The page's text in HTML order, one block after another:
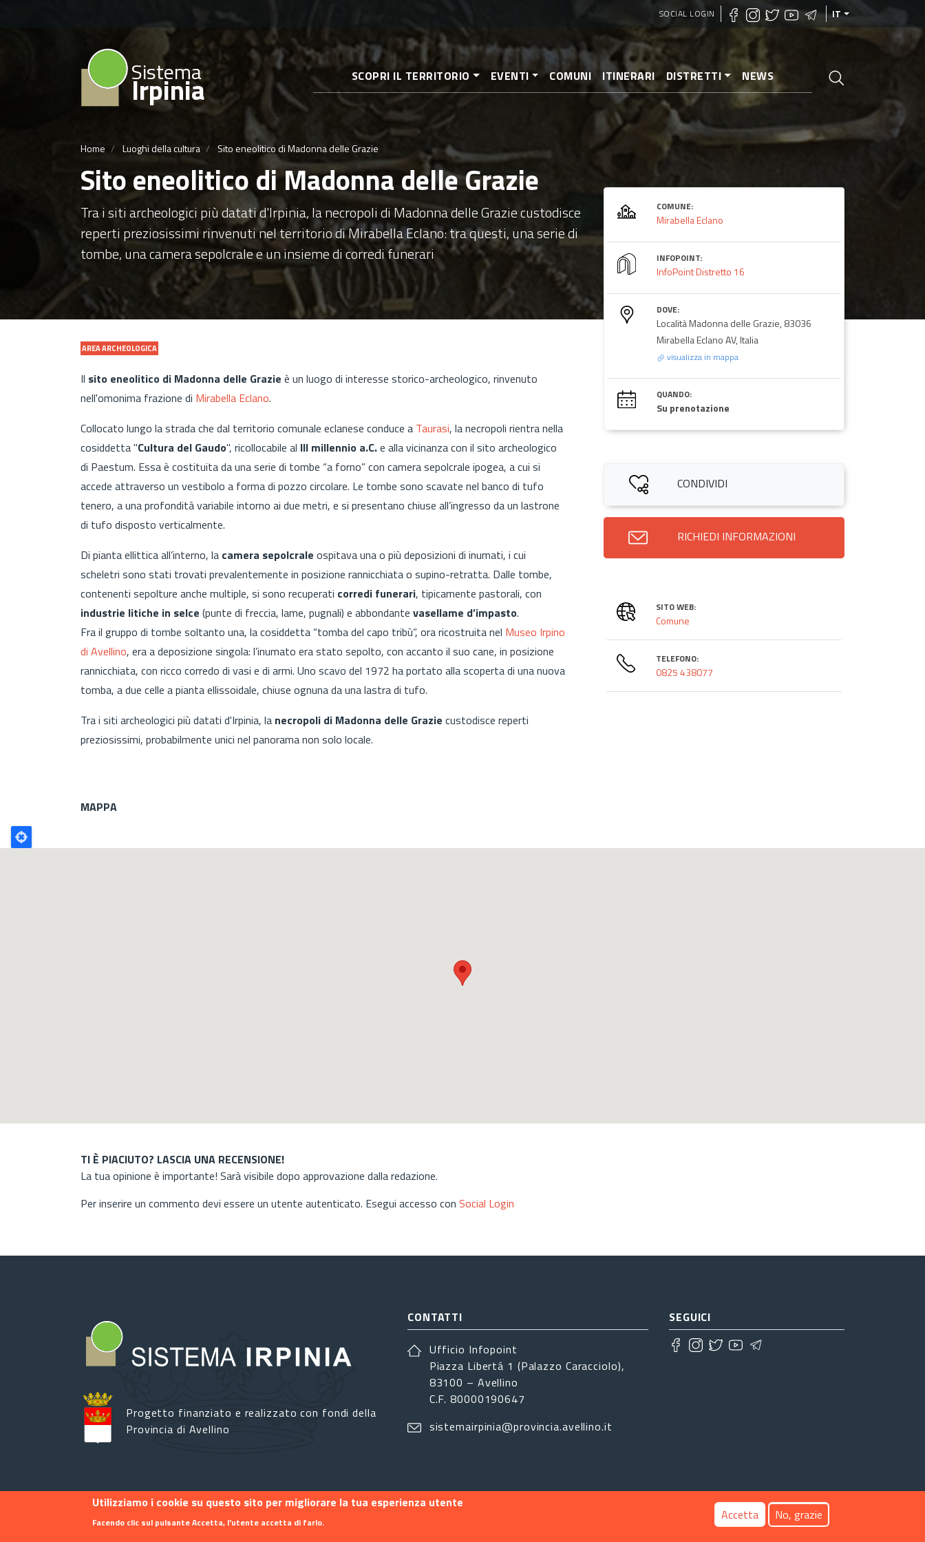
al
contenuto
principale
SOCIAL LOGIN IT
Sistema
Irpinia SCOPRI IL TERRITORIO EVENTI COMUNI ITINERARI DISTRETTI NEWS
Home Luoghi della cultura Sito eneolitico di Madonna delle Grazie
Sito eneolitico di Madonna delle Grazie
Tra i siti archeologici più datati d'Irpinia, la necropoli di Madonna delle Grazie custodisce
reperti preziosissimi rinvenuti nel territorio di Mirabella Eclano: tra questi, una serie di
tombe, una camera sepolcrale e un insieme di corredi funerari
AREA ARCHEOLOGICA
Il sito eneolitico di Madonna delle Grazie è un luogo di interesse storico-archeologico, rinvenuto
nell'omonima frazione di Mirabella Eclano.
Collocato lungo la strada che dal territorio comunale eclanese conduce a Taurasi, la necropoli rientra nella
cosiddetta "Cultura del Gaudo", ricollocabile al III millennio a.C.e alla vicinanza con il sito archeologico
di Paestum. Essa è costituitada una serie di tombe “a forno” con camera sepolcrale ipogea, a cui si
accede attraverso un vestibolo a forma di pozzo circolare. Le tombe sono scavate nel banco di tufo
tenero, a una profondità variabile intorno ai due metri, e si presentano chiuse all’ingresso da un lastrone
di tufo disposto verticalmente.
Di pianta ellittica all’interno, la camera sepolcrale ospitava una o più deposizioni di inumati, i cui
scheletri sono stati trovati prevalentemente in posizione rannicchiata o supino-retratta. Dalle tombe,
contenenti sepolture anche multiple, si sono recuperati corredi funerari, tipicamente pastorali, con
industrie litiche in selce (punte di freccia, lame, pugnali) e abbondante vasellame d’impasto.
Fra il gruppo di tombe soltanto una, la cosiddetta “tomba del capo tribù”, ora ricostruita nel Museo Irpino
di Avellino, era a deposizione singola: l’inumato era stato sepolto, con accanto il suo cane, in posizione
rannicchiata, con ricco corredo di vasi e di armi. Uno scavo del 1972 ha portato alla scoperta di una nuova
tomba, a due celle a pianta ellissoidale, chiuse ognuna da una lastra di tufo.
Tra i siti archeologici più datati d'Irpinia, la necropoli di Madonna delle Grazie custodisce reperti
preziosissimi, probabilmente unici nel panorama non solo locale.
COMUNE:
Mirabella Eclano
INFOPOINT:
InfoPoint Distretto 16
DOVE:
Località Madonna delle Grazie, 83036
Mirabella Eclano AV, Italia
visualizza in mappa
QUANDO:
Su prenotazione
CONDIVIDI
RICHIEDI INFORMAZIONI
SITO WEB:
Comune
TELEFONO:
0825 438077
MAPPA
Poligono
GEO
TI È PIACIUTO? LASCIA UNA RECENSIONE!
La tua opinione è importante! Sarà visibile dopo approvazione dalla redazione.
Per inserire un commento devi essere un utente autenticato. Esegui accesso con Social Login
Progetto finanziato e realizzato con fondi della
Provincia di Avellino
CONTATTI
Ufficio Infopoint
Piazza Libertá 1 (Palazzo Caracciolo),
83100 – Avellino
C.F. 80000190647
sistemairpinia@provincia.avellino.it
SEGUICI
Footer menu
Contatti Info Privacy
Utilizziamo i cookie su questo sito per migliorare la tua esperienza utente
Facendo clic sul pulsante Accetta, l'utente accetta di farlo. Accetta No, grazie